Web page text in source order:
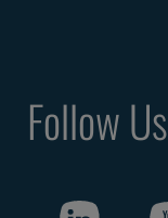
Follow Us